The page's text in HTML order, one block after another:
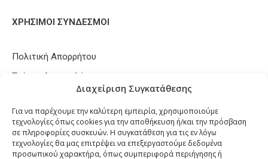
Διαχείριση Συγκατάθεσης
Για να παρέχουμε την καλύτερη εμπειρία, χρησιμοποιούμε
τεχνολογίες όπως cookies για την αποθήκευση ή/και την πρόσβαση
σε πληροφορίες συσκευών. Η συγκατάθεση για τις εν λόγω
τεχνολογίες θα μας επιτρέψει να επεξεργαστούμε δεδομένα
προσωπικού χαρακτήρα, όπως συμπεριφορά περιήγησης ή
ΧΡΗΣΙΜΟΙ ΣΥΝΔΕΣΜΟΙ
Πολιτική Απορρήτου
Τρόποι Αποστολής
Πολιτική Επιστροφών / Ακυρώσεων
Πολιτική Cookies